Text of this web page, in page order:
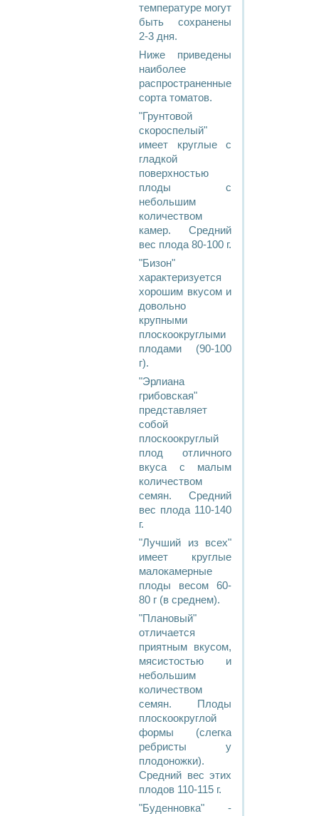
температуре могут
быть сохранены
2-3 дня.
Ниже приведены
наиболее
распространенные
сорта томатов.
"Грунтовой
скороспелый"
имеет круглые с
гладкой
поверхностью
плоды с
небольшим
количеством
камер. Средний
вес плода 80-100 г.
"Бизон"
характеризуется
хорошим вкусом и
довольно
крупными
плоскоокруглыми
плодами (90-100
г).
"Эрлиана
грибовская"
представляет
собой
плоскоокруглый
плод отличного
вкуса с малым
количеством
семян. Средний
вес плода 110-140
г.
"Лучший из всех"
имеет круглые
малокамерные
плоды весом 60-
80 г (в среднем).
"Плановый"
отличается
приятным вкусом,
мясистостью и
небольшим
количеством
семян. Плоды
плоскоокруглой
формы (слегка
ребристы у
плодоножки).
Средний вес этих
плодов 110-115 г.
"Буденновка" -